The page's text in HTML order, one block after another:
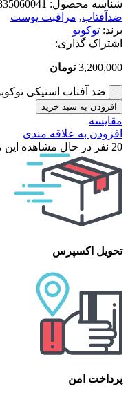
شناسه محصول:
ضدآفتاب, مراقبت پوست
برند: توکوبو
اشتراک گذاری:
3,200,000 تومان
ضد آفتاب استیکی
افزودن به سبد خرید
مقایسه
افزودن به علاقه مندی
20 نفر در حال مشاهده
تحویل اکسپرس
پرداخت امن